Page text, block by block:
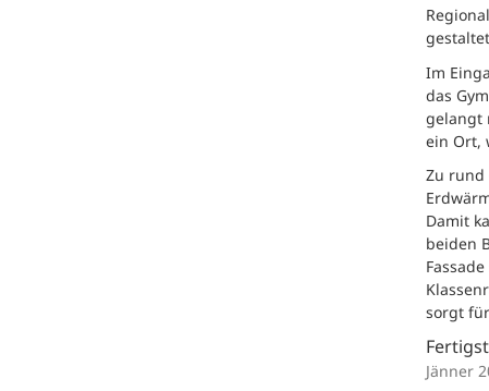
Im
das
gelangt
ein Ort,
Zu rund
Damit
beiden
sorgt
Jänner